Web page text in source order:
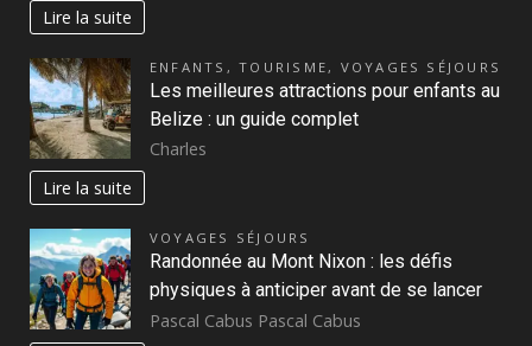
Lire la suite
ENFANTS ,TOURISME , VOYAGES SÉJOURS
Les meilleures attractions pour enfants au
Belize : un guide complet
Charles
Lire la suite
VOYAGES SÉJOURS
Randonnée au Mont Nixon : les défis
physiques à anticiper avant de se lancer
Pascal Cabus Pascal Cabus